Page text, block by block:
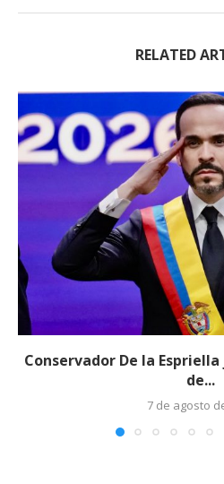
RELATED
Conservador De la
de...
7 de agosto